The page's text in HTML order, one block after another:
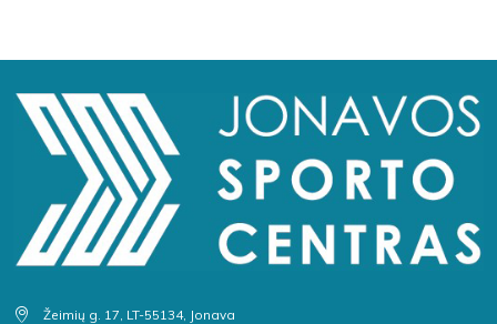
Žeimių g. 17, LT-55134, Jonava